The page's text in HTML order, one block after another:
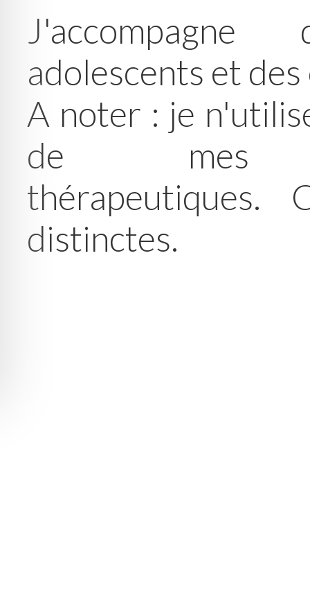
adolescents et
A noter : je
de mes
distinctes.